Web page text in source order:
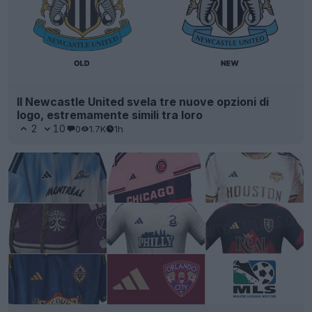
Il Newcastle United svela tre nuove opzioni di
logo, estremamente simili tra loro
2 10 0 1.7K 1h